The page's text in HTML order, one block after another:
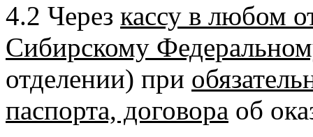
4.2 Через кассу в любом
Сибирскому
отделении) при
паспорта, договора об